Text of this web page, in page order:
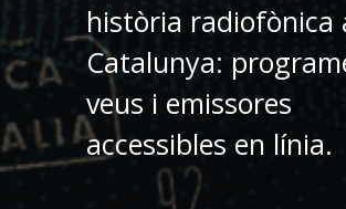
història radiofònica
Catalunya:
veus i emissores
accessibles en línia.